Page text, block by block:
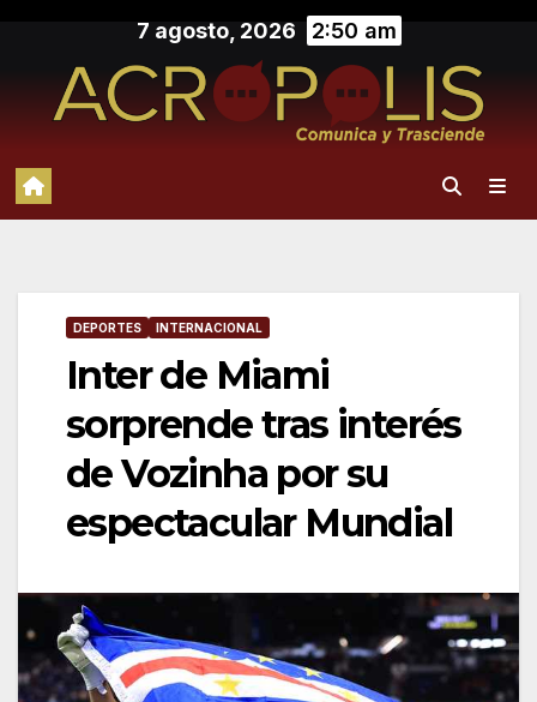
contenido
7 agosto, 2026 2:50 am
DEPORTES INTERNACIONAL
Inter de Miami
sorprende tras interés
de Vozinha por su
espectacular Mundial